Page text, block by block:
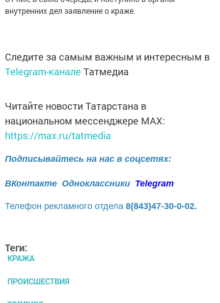
внутренних дел заявление о краже.
Следите за самым важным и интересным в
Telegram-канале Татмедиа
Читайте новости Татарстана в
национальном мессенджере MАХ:
https://max.ru/tatmedia
Подписывайтесь на нас в соцсетях:
ВКонтакте Одноклассники Telegram
Телефон рекламного отдела 8(843)47-30-0-02.
Теги:
КРАЖА
ПРОИСШЕСТВИЯ